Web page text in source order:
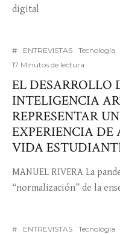
digital
# ENTREVISTAS Tecnología
17 Minutos de lectura
EL DESARROLLO
INTELIGENCIA
REPRESENTAR
EXPERIENCIA DE
VIDA
MANUEL RIVERA La
“normalización” de la
# ENTREVISTAS Tecnología